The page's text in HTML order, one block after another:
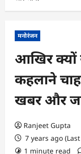
मनोरंजन
आखिर क्यों
कहलाने
खबर और
Ranjeet Gupta
7 years ago
1 minute read